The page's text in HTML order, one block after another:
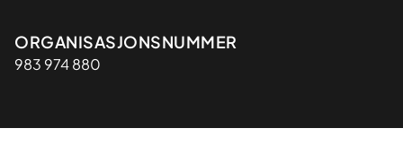
Organisasjon
ORGANISASJONSNUMMER
983 974 880